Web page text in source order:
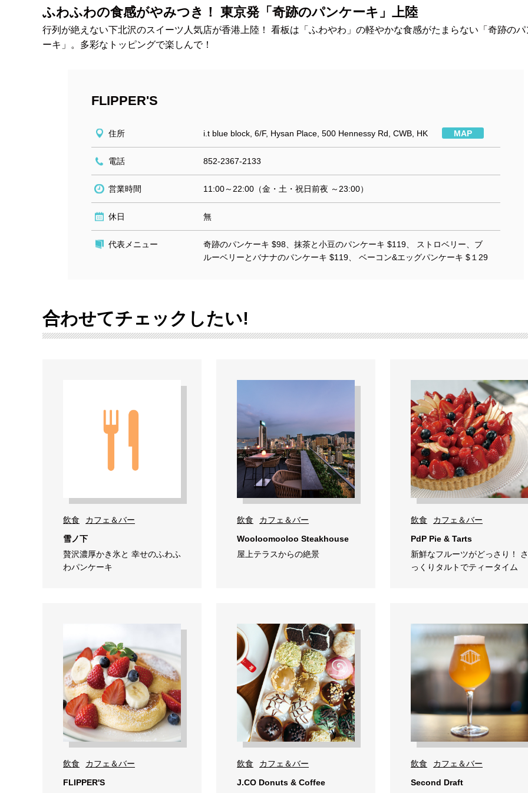
ふわふわの食感がやみつき！ 東京発「奇跡のパンケーキ」上陸
行列が絶えない下北沢のスイーツ人気店が香港上陸！ 看板は「ふわやわ」の軽やかな食感がたまらない「奇跡のパ
ーキ」。多彩なトッピングで楽しんで！
FLIPPER'S
住所 i.t blue block, 6/F, Hysan Place, 500 Hennessy Rd, CWB, HK MAP
電話 852-2367-2133
営業時間 11:00～22:00（金・土・祝日前夜 ～23:00）
休日 無
代表メニュー
奇跡のパンケーキ $98、抹茶と小豆のパンケーキ $119、 ストロベリー、ブ
ルーベリーとバナナのパンケーキ $119、 ベーコン&エッグパンケーキ $１29
合わせてチェックしたい!
飲食
カフェ＆バー
雪ノ下
贅沢濃厚かき氷と 幸せのふわふ
わパンケーキ
飲食
カフェ＆バー
Wooloomooloo Steakhouse
屋上テラスからの絶景
飲食
カフェ＆バー
PdP Pie & Tarts
新鮮なフルーツがどっさり！ さ
っくりタルトでティータイム
飲食
カフェ＆バー
FLIPPER'S
飲食
カフェ＆バー
J.CO Donuts & Coffee
飲食
カフェ＆バー
Second Draft